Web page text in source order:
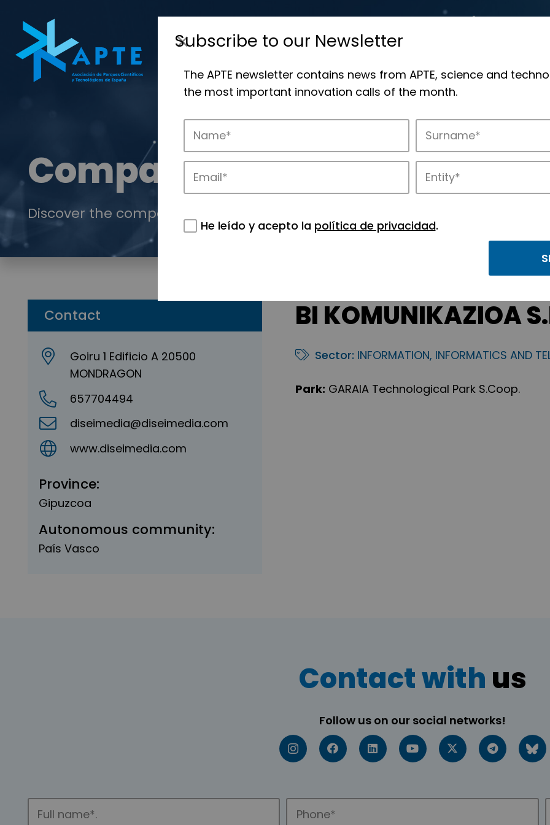
Companies
Discover the companies that drive innovation in APTE’s parks.
Contact
Goiru 1 Edificio A 20500
MONDRAGON
657704494
diseimedia@diseimedia.com
www.diseimedia.com
Province:
Gipuzcoa
Autonomous community:
País Vasco
BI KOMUNIKAZIOA
Sector: INFORMATION, INFORMATICS AND
Park: GARAIA Technological Park S.Coop.
Contact with us
Follow us on our social networks!
Subscribe to our Newsletter
The APTE newsletter contains news from APTE, science and
the most important innovation calls of the month.
He leído y acepto la política de privacidad.